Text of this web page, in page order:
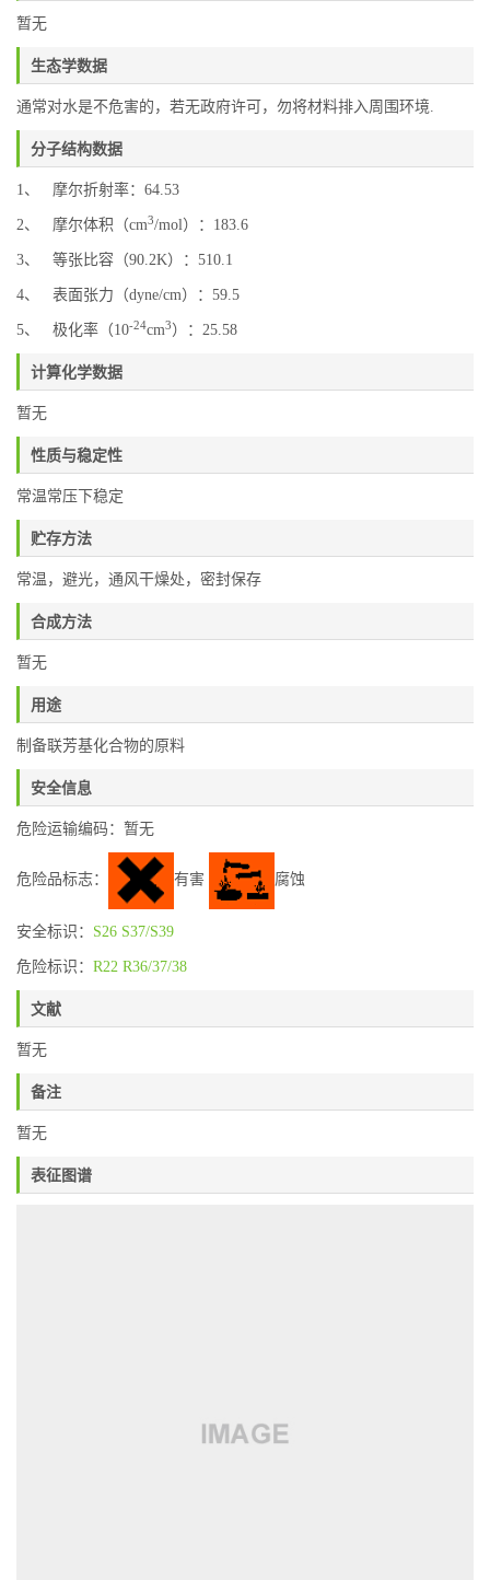
暂无
生态学数据
通常对水是不危害的，若无政府许可，勿将材料排入周围环境.
分子结构数据
1、 摩尔折射率：64.53
2、 摩尔体积（cm3/mol）：183.6
3、 等张比容（90.2K）：510.1
4、 表面张力（dyne/cm）：59.5
5、 极化率（10-24cm3）：25.58
计算化学数据
暂无
性质与稳定性
常温常压下稳定
贮存方法
常温，避光，通风干燥处，密封保存
合成方法
暂无
用途
制备联芳基化合物的原料
安全信息
危险运输编码：暂无
危险品标志： 有害 腐蚀
安全标识： S26 S37/S39
危险标识： R22 R36/37/38
文献
暂无
备注
暂无
表征图谱